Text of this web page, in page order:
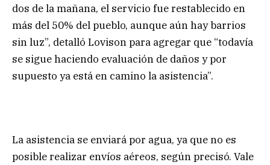
dos de la mañana, el servicio fue restablecido en
más del 50% del pueblo, aunque aún hay barrios
sin luz”, detalló Lovison para agregar que “todavía
se sigue haciendo evaluación de daños y por
supuesto ya está en camino la asistencia”.
La asistencia se enviará por agua, ya que no es
posible realizar envíos aéreos, según precisó. Vale